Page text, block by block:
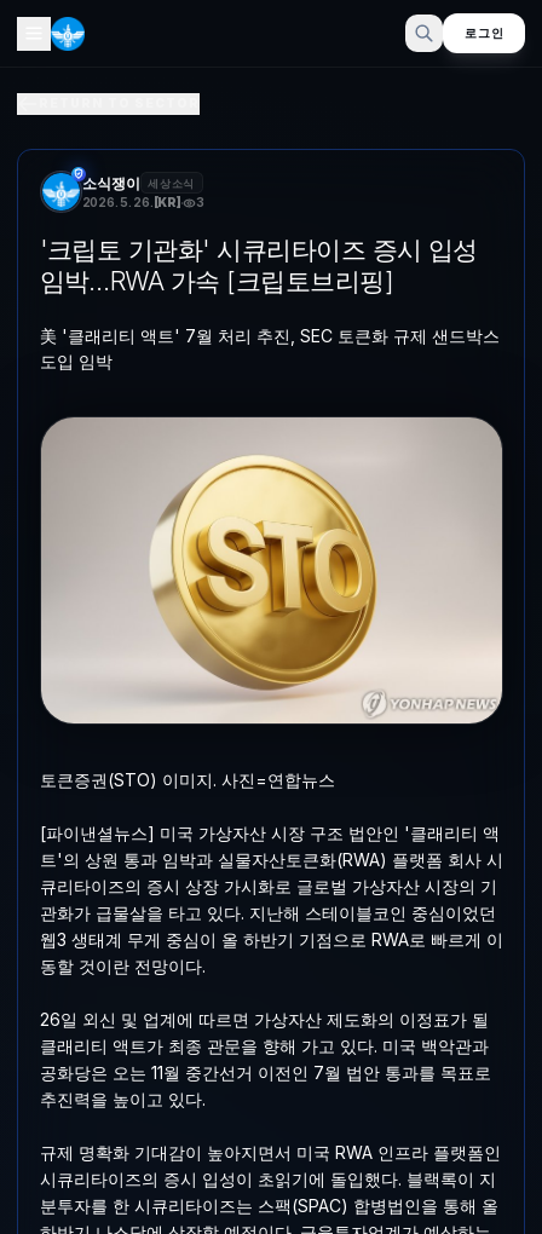
로그인
소식쟁이 세상소식
2026. 5. 26. [KR] 3
'크립토 기관화' 시큐리타이즈 증시 입성
임박…RWA 가속 [크립토브리핑]
美 '클래리티 액트' 7월 처리 추진, SEC 토큰화 규제 샌드박스
도입 임박
토큰증권(STO) 이미지. 사진=연합뉴스
[파이낸셜뉴스] 미국 가상자산 시장 구조 법안인 '클래리티 액
트'의 상원 통과 임박과 실물자산토큰화(RWA) 플랫폼 회사 시
큐리타이즈의 증시 상장 가시화로 글로벌 가상자산 시장의 기
관화가 급물살을 타고 있다. 지난해 스테이블코인 중심이었던
웹3 생태계 무게 중심이 올 하반기 기점으로 RWA로 빠르게 이
동할 것이란 전망이다.
26일 외신 및 업계에 따르면 가상자산 제도화의 이정표가 될
클래리티 액트가 최종 관문을 향해 가고 있다. 미국 백악관과
공화당은 오는 11월 중간선거 이전인 7월 법안 통과를 목표로
추진력을 높이고 있다.
규제 명확화 기대감이 높아지면서 미국 RWA 인프라 플랫폼인
시큐리타이즈의 증시 입성이 초읽기에 돌입했다. 블랙록이 지
분투자를 한 시큐리타이즈는 스팩(SPAC) 합병법인을 통해 올